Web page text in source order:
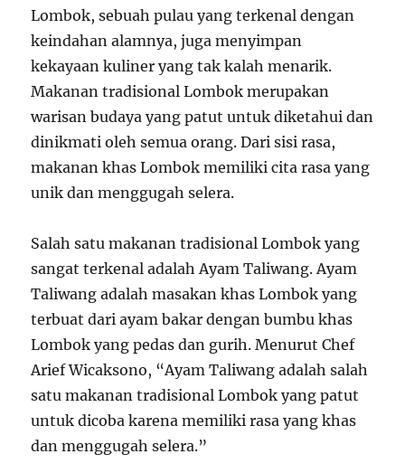
Lombok, sebuah pulau yang terkenal dengan
keindahan alamnya, juga menyimpan
kekayaan kuliner yang tak kalah menarik.
Makanan tradisional Lombok merupakan
warisan budaya yang patut untuk diketahui dan
dinikmati oleh semua orang. Dari sisi rasa,
makanan khas Lombok memiliki cita rasa yang
unik dan menggugah selera.
Salah satu makanan tradisional Lombok yang
sangat terkenal adalah Ayam Taliwang. Ayam
Taliwang adalah masakan khas Lombok yang
terbuat dari ayam bakar dengan bumbu khas
Lombok yang pedas dan gurih. Menurut Chef
Arief Wicaksono, “Ayam Taliwang adalah salah
satu makanan tradisional Lombok yang patut
untuk dicoba karena memiliki rasa yang khas
dan menggugah selera.”